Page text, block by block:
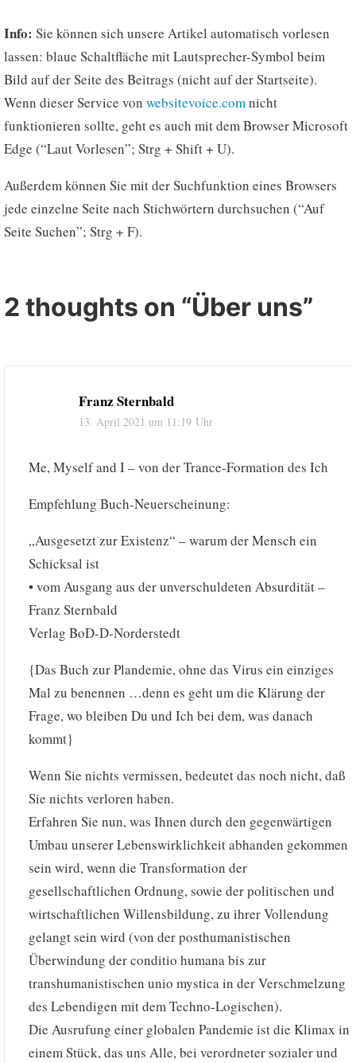
Info: Sie können sich unsere Artikel automatisch vorlesen
lassen: blaue Schaltfläche mit Lautsprecher-Symbol beim
Bild auf der Seite des Beitrags (nicht auf der Startseite).
Wenn dieser Service vonwebsitevoice.com nicht
funktionieren sollte, geht es auch mit dem Browser Microsoft
Edge (“Laut Vorlesen”; Strg + Shift + U).
Außerdem können Sie mit der Suchfunktion eines Browsers
jede einzelne Seite nach Stichwörtern durchsuchen (“Auf
Seite Suchen”; Strg + F).
2 thoughts on “Über uns”
Franz Sternbald
13. April 2021 um 11:19 Uhr
Me, Myself and I – von der Trance-Formation des Ich
Empfehlung Buch-Neuerscheinung:
„Ausgesetzt zur Existenz“ – warum der Mensch ein
Schicksal ist
• vom Ausgang aus der unverschuldeten Absurdität –
Franz Sternbald
Verlag BoD-D-Norderstedt
{Das Buch zur Plandemie, ohne das Virus ein einziges
Mal zu benennen …denn es geht um die Klärung der
Frage, wo bleiben Du und Ich bei dem, was danach
kommt}
Wenn Sie nichts vermissen, bedeutet das noch nicht, daß
Sie nichts verloren haben.
Erfahren Sie nun, was Ihnen durch den gegenwärtigen
Umbau unserer Lebenswirklichkeit abhanden gekommen
sein wird, wenn die Transformation der
gesellschaftlichen Ordnung, sowie der politischen und
wirtschaftlichen Willensbildung, zu ihrer Vollendung
gelangt sein wird (von der posthumanistischen
Überwindung der conditio humana bis zur
transhumanistischen unio mystica in der Verschmelzung
des Lebendigen mit dem Techno-Logischen).
Die Ausrufung einer globalen Pandemie ist die Klimax in
einem Stück, das uns Alle, bei verordneter sozialer und